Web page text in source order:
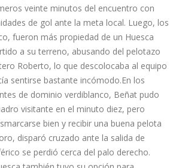
veinte minutos del encuentro con
de gol ante la meta local. Luego, los
fueron más propiedad de un Huesca
a su terreno, abusando del pelotazo
Roberto, lo que descolocaba al equipo
sentirse bastante incómodo.En los
de dominio verdiblanco, Beñat pudo
visitante en el minuto diez, pero
bien y recibir una buena pelota
disparó cruzado ante la salida de
se perdió cerca del palo derecho.